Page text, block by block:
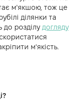
м'якшою, тож це
ділянки та
до розділу догляду
м'якість.